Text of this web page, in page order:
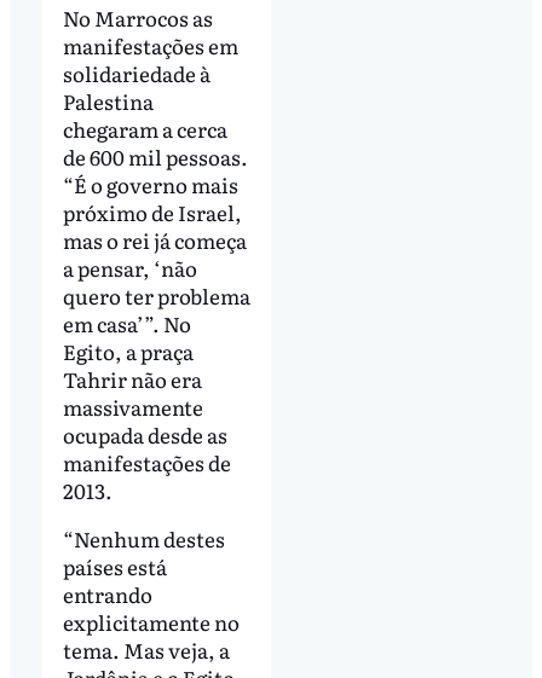
No Marrocos as
manifestações em
solidariedade à
Palestina
chegaram a cerca
de 600 mil pessoas.
“É o governo mais
próximo de Israel,
mas o rei já começa
a pensar, ‘não
quero ter problema
em casa’”. No
Egito, a praça
Tahrir não era
massivamente
ocupada desde as
manifestações de
2013.
“Nenhum destes
países está
entrando
explicitamente no
tema. Mas veja, a